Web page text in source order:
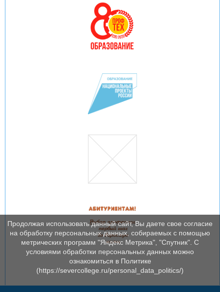
Продолжая использовать данный сайт, Вы даете свое согласие
на обработку персональных данных, собираемых с помощью
метрических программ "Яндекс Метрика", "Спутник". С
условиями обработки персональных данных можно
ознакомиться в Политике
(https://severcollege.ru/personal_data_politics/)